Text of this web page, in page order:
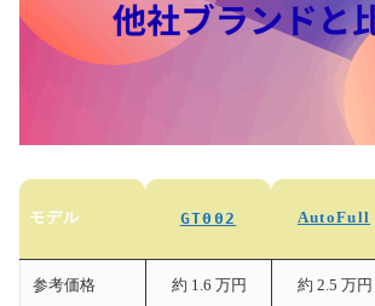
モデル GT002 AutoFull
参考価格 約 1.6 万円 約 2.5 万円